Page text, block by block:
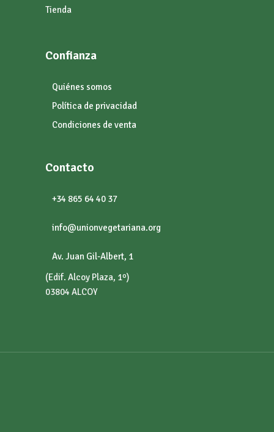
Tienda
Confianza
Quiénes somos
Política de privacidad
Condiciones de venta
Contacto
+34 865 64 40 37
info@unionvegetariana.org
Av. Juan Gil-Albert, 1
(Edif. Alcoy Plaza, 1º)
03804 ALCOY